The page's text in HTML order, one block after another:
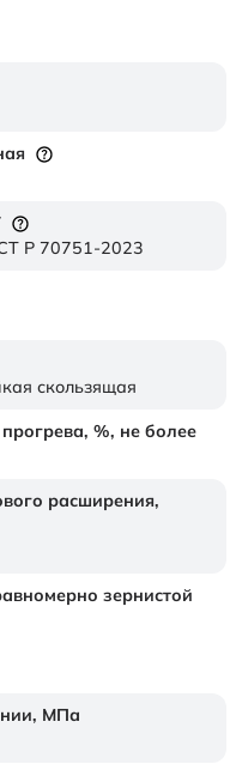
Р 70751-2023
скользящая
%, не более
расширения,
зернистой
МПа